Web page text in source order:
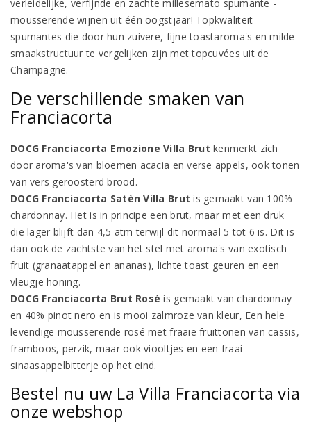
verleidelijke, verfijnde en zachte millesemato spumante -
mousserende wijnen uit één oogstjaar! Topkwaliteit
spumantes die door hun zuivere, fijne toastaroma's en milde
smaakstructuur te vergelijken zijn met topcuvées uit de
Champagne.
De verschillende smaken van
Franciacorta
DOCG Franciacorta Emozione Villa Brut kenmerkt zich
door aroma's van bloemen acacia en verse appels, ook tonen
van vers geroosterd brood.
DOCG Franciacorta Satèn Villa Brut is gemaakt van 100%
chardonnay. Het is in principe een brut, maar met een druk
die lager blijft dan 4,5 atm terwijl dit normaal 5 tot 6 is. Dit is
dan ook de zachtste van het stel met aroma's van exotisch
fruit (granaatappel en ananas), lichte toast geuren en een
vleugje honing.
DOCG Franciacorta Brut Roséis gemaakt van chardonnay
en 40% pinot nero en is mooi zalmroze van kleur, Een hele
levendige mousserende rosé met fraaie fruittonen van cassis,
framboos, perzik, maar ook viooltjes en een fraai
sinaasappelbitterje op het eind.
Bestel nu uw La Villa Franciacorta via
onze webshop